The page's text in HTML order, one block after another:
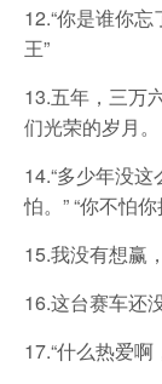
12.“你是谁你忘
王”
13.五年，三万
们光荣的岁月。
14.“多少年没
怕。” “你不怕
15.我没有想赢
16.这台赛车还
17.“什么热爱